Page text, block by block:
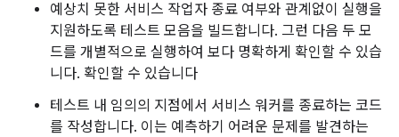
예상치 못한 서비스 작업자 종료 여부와 관계없이 실행을
지원하도록 테스트 모음을 빌드합니다. 그런 다음 두 모
드를 개별적으로 실행하여 보다 명확하게 확인할 수 있습
니다. 확인할 수 있습니다
테스트 내 임의의 지점에서 서비스 워커를 종료하는 코드
를 작성합니다. 이는 예측하기 어려운 문제를 발견하는